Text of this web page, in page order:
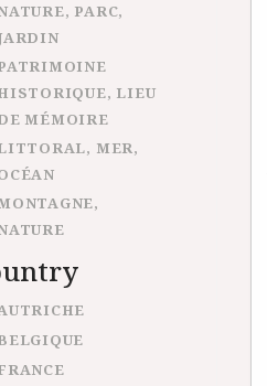
PARC,
LIEU
MÉMOIRE
MER,